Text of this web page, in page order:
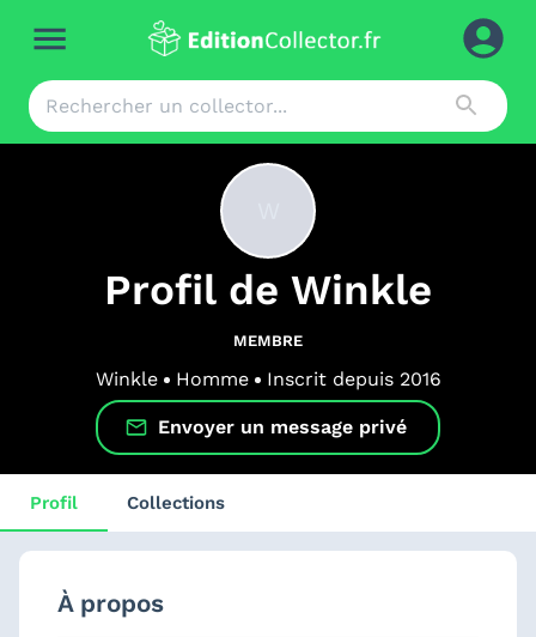
Profil de Winkle
MEMBRE
Winkle Homme Inscrit depuis 2016
Envoyer un message privé
Profil Collections
À propos